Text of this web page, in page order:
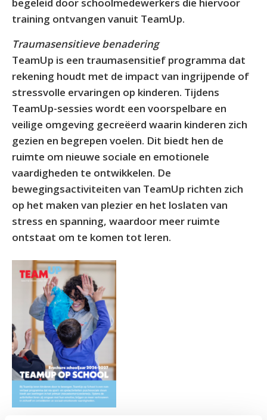
training ontvangen vanuit TeamUp.
Traumasensitieve benadering
TeamUp is een traumasensitief programma dat
rekening houdt met de impact van ingrijpende of
stressvolle ervaringen op kinderen. Tijdens
TeamUp-sessies wordt een voorspelbare en
veilige omgeving gecreëerd waarin kinderen zich
gezien en begrepen voelen. Dit biedt hen de
ruimte om nieuwe sociale en emotionele
vaardigheden te ontwikkelen. De
bewegingsactiviteiten van TeamUp richten zich
op het maken van plezier en het loslaten van
stress en spanning, waardoor meer ruimte
ontstaat om te komen tot leren.